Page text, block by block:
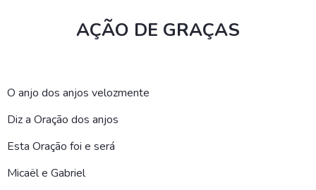
AÇÃO DE GRAÇAS
O anjo dos anjos velozmente
Diz a Oração dos anjos
Esta Oração foi e será
Micaël e Gabriel